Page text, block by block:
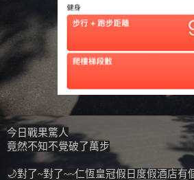
今日戰果驚人
竟然不知不覺破了萬步
🌙對了~對了~~仁恆皇冠假日度假酒店有